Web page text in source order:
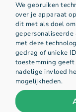
We gebruiken
over je apparaat
dit met als doel
met deze
gedrag of unieke
toestemming
nadelige invloed
mogelijkheden.
Platform
home
voorbeelden